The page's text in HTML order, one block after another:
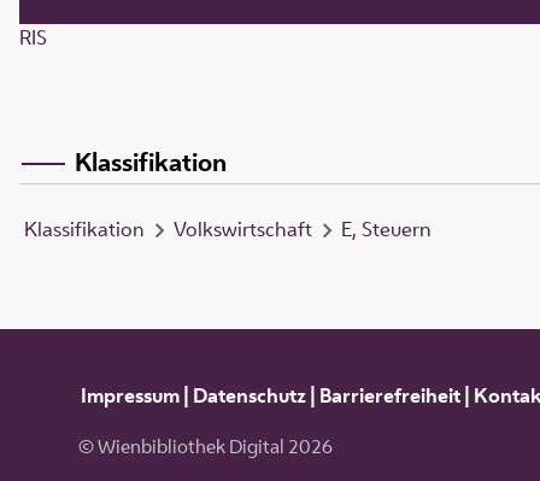
RIS
Klassifikation
Klassifikation Volkswirtschaft E, Steuern
Impressum| Datenschutz| Barrierefreiheit|
© Wienbibliothek Digital 2026